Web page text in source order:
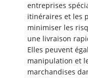
entreprises
itinéraires et les
minimiser les
une livraison
Elles peuvent
manipulation et
marchandises